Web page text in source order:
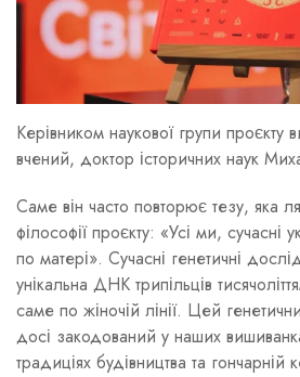
Керівником наукової групи проєкту
вчений, доктор історичних наук
Саме він часто повторює тезу, яка
філософії проєкту: «Усі ми, сучасні
по матері». Сучасні генетичні
унікальна ДНК трипільців
саме по жіночій лінії. Цей
досі закодований у наших
традиціях будівництва та гончарній